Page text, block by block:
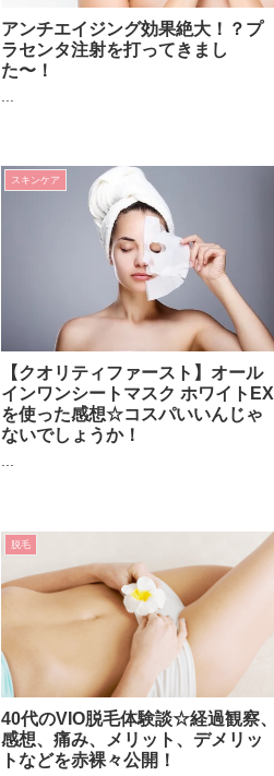
アンチエイジング効果絶大！？プ
ラセンタ注射を打ってきまし
た〜！
スキンケア
【クオリティファースト】オール
インワンシートマスク ホワイトEX
を使った感想☆コスパいいんじゃ
ないでしょうか！
脱毛
40代のVIO脱毛体験談☆経過観察、
感想、痛み、メリット、デメリッ
トなどを赤裸々公開！